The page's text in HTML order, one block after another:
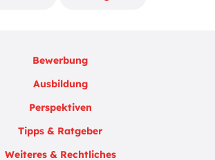
Bewerbung
Ausbildung
Perspektiven
Tipps & Ratgeber
Weiteres & Rechtliches